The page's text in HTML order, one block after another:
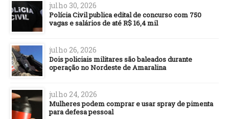
julho 30, 2026
Polícia Civil publica edital de concurso com 750
vagas e salários de até R$ 16,4 mil
julho 26, 2026
Dois policiais militares são baleados durante
operação no Nordeste de Amaralina
julho 24, 2026
Mulheres podem comprar e usar spray de pimenta
para defesa pessoal